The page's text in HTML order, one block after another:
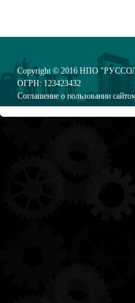
Copyright © 2016 НПО
ОГРН: 123423432
Соглашение о пользовании